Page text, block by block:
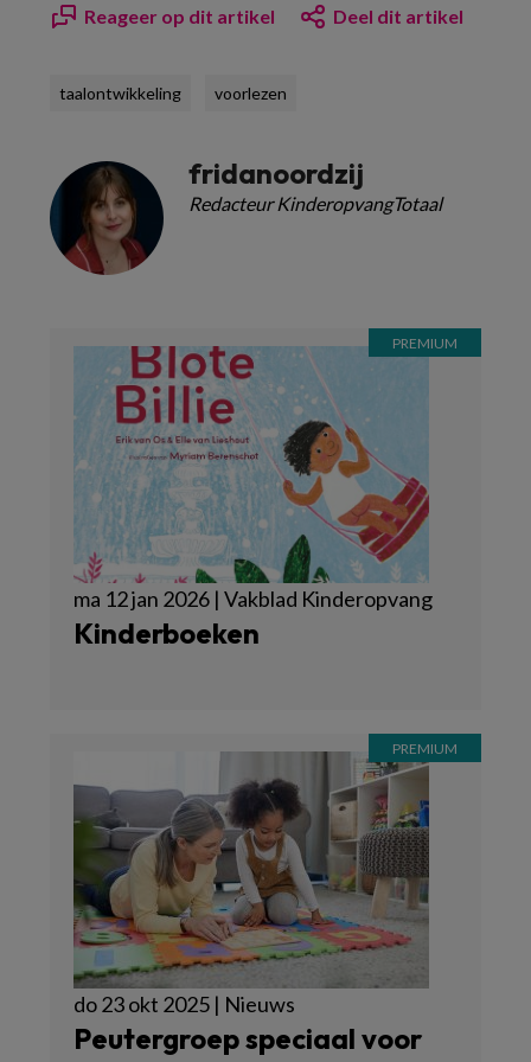
Reageer op dit artikel Deel dit artikel
taalontwikkeling voorlezen
fridanoordzij
Redacteur KinderopvangTotaal
ma 12 jan 2026 | Vakblad Kinderopvang
Kinderboeken
do 23 okt 2025 | Nieuws
Peutergroep speciaal voor